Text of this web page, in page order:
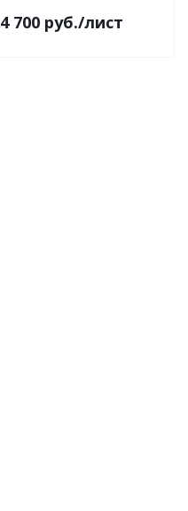
4 700 руб./лист